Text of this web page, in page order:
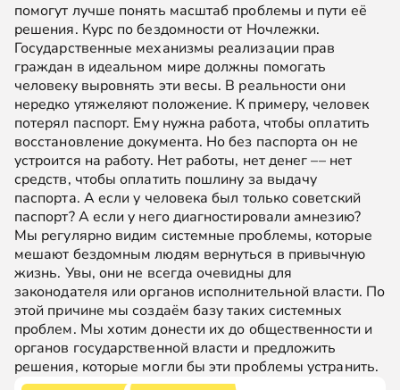
помогут лучше понять масштаб проблемы и пути её
решения. Курс по бездомности от Ночлежки.
Государственные механизмы реализации прав
граждан в идеальном мире должны помогать
человеку выровнять эти весы. В реальности они
нередко утяжеляют положение. К примеру, человек
потерял паспорт. Ему нужна работа, чтобы оплатить
восстановление документа. Но без паспорта он не
устроится на работу. Нет работы, нет денег –– нет
средств, чтобы оплатить пошлину за выдачу
паспорта. А если у человека был только советский
паспорт? А если у него диагностировали амнезию?
Мы регулярно видим системные проблемы, которые
мешают бездомным людям вернуться в привычную
жизнь. Увы, они не всегда очевидны для
законодателя или органов исполнительной власти. По
этой причине мы создаём базу таких системных
проблем. Мы хотим донести их до общественности и
органов государственной власти и предложить
решения, которые могли бы эти проблемы устранить.